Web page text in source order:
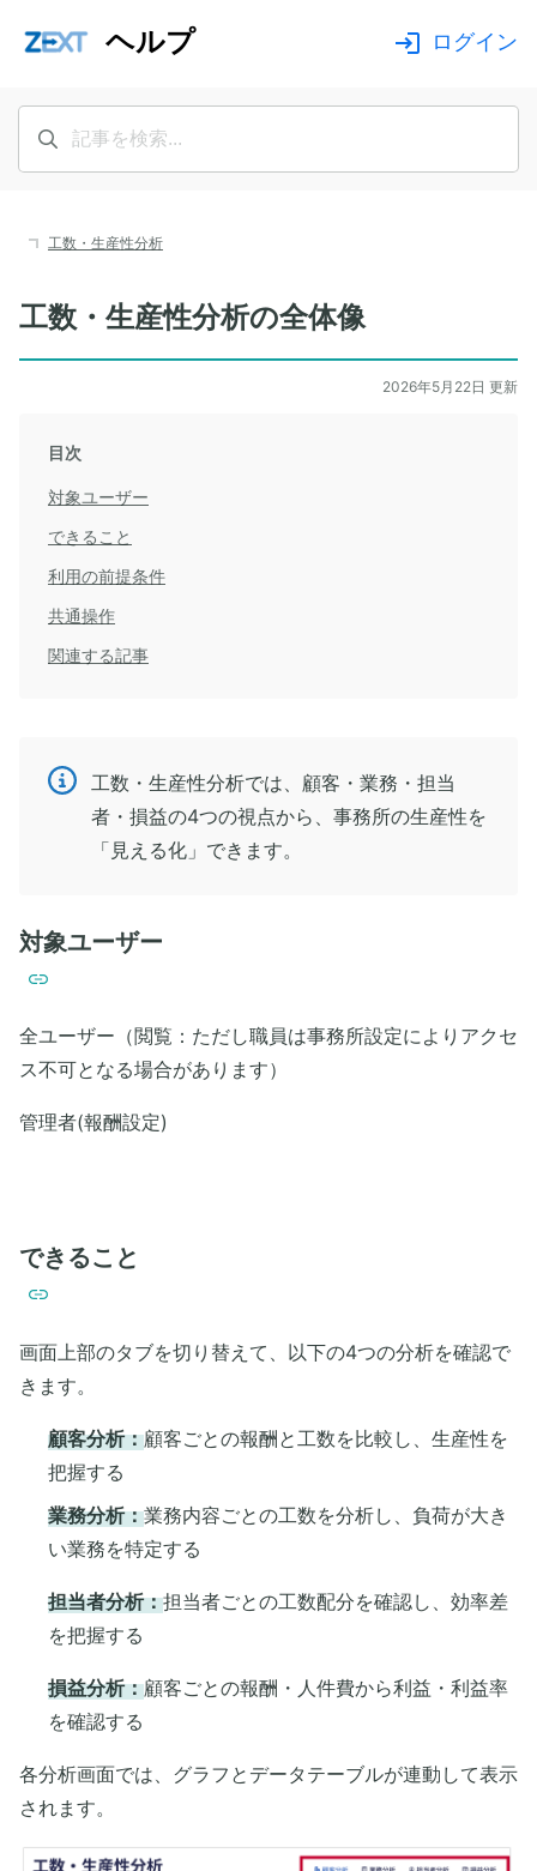
ヘルプ ログイン
工数・生産性分析
工数・生産性分析の全体像
2026年5月22日 更新
目次
対象ユーザー
できること
利用の前提条件
共通操作
関連する記事
工数・生産性分析では、顧客・業務・担当
者・損益の4つの視点から、事務所の生産性を
「見える化」できます。
対象ユーザー
全ユーザー（閲覧：ただし職員は事務所設定によりアクセ
ス不可となる場合があります）
管理者(報酬設定)
できること
画面上部のタブを切り替えて、以下の4つの分析を確認で
きます。
顧客分析：顧客ごとの報酬と工数を比較し、生産性を
把握する
業務分析：業務内容ごとの工数を分析し、負荷が大き
い業務を特定する
担当者分析：担当者ごとの工数配分を確認し、効率差
を把握する
損益分析：顧客ごとの報酬・人件費から利益・利益率
を確認する
各分析画面では、グラフとデータテーブルが連動して表示
されます。